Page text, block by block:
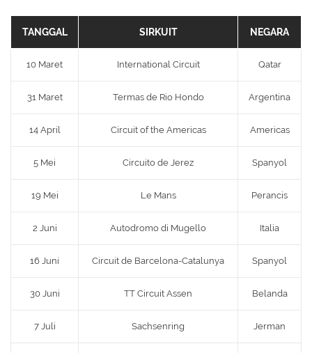
TANGGAL SIRKUIT NEGARA
10 Maret International Circuit Qatar
31 Maret Termas de Rio Hondo Argentina
14 April Circuit of the Americas Americas
5 Mei Circuito de Jerez Spanyol
19 Mei Le Mans Perancis
2 Juni Autodromo di Mugello Italia
16 Juni Circuit de Barcelona-Catalunya Spanyol
30 Juni TT Circuit Assen Belanda
7 Juli Sachsenring Jerman